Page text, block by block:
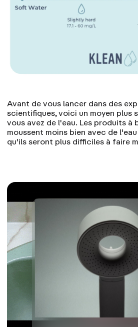
Avant de vous lancer dans des
scientifiques, voici un moyen plus
vous avez de l'eau. Les produits à
moussent moins bien avec de
qu'ils seront plus difficiles à faire